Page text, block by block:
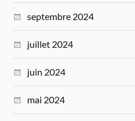
septembre 2024
juillet 2024
juin 2024
mai 2024